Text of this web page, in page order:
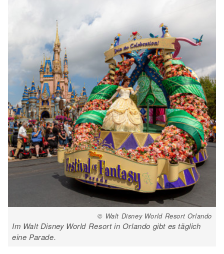
© Walt Disney World Resort Orlando
Im Walt Disney World Resort in Orlando gibt es täglich
eine Parade.